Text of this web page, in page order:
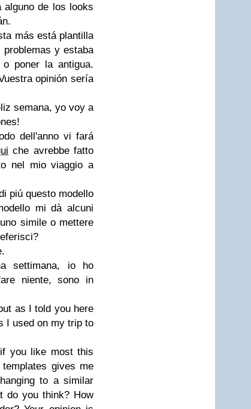
alguno de los looks
más está plantilla
y estaba
poner la antigua.
opinión sería
semana, yo voy a
dell'anno vi fará
che avrebbe fatto
nel mio viaggio a
piú questo modello
mi dà alcuni
simile o mettere
settimana, io ho
niente, sono in
as I told you here
I used on my trip to
you like most this
gives me
to a similar
do you think? How